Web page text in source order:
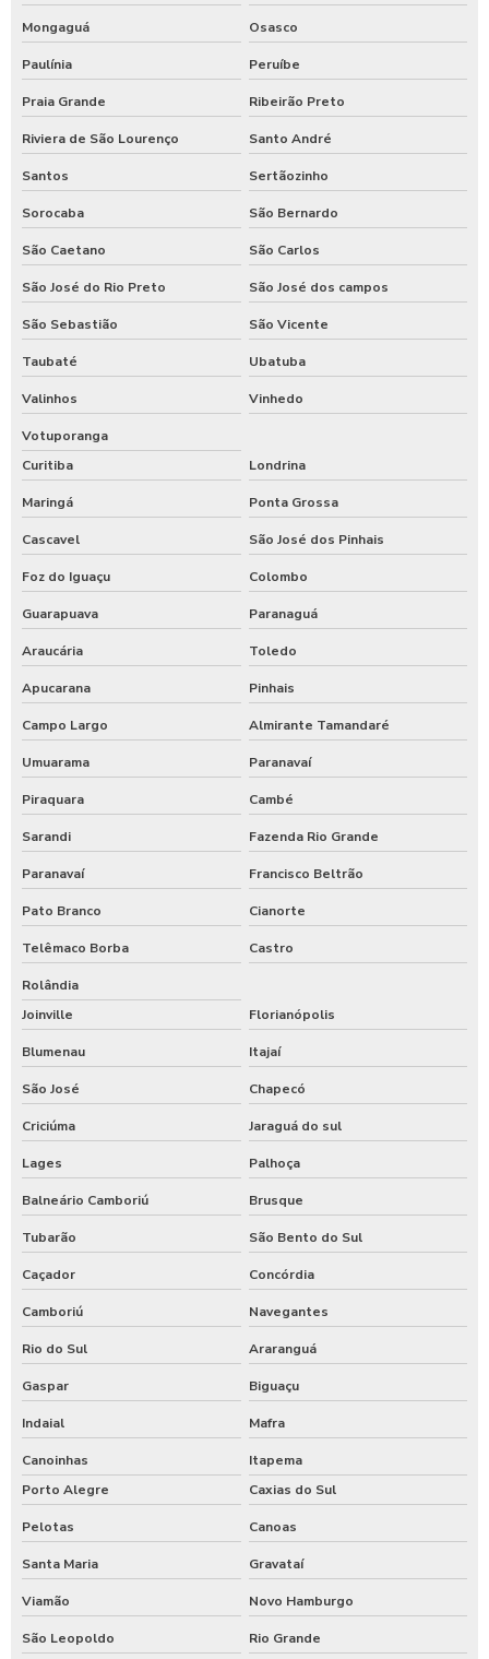
Mongaguá Osasco
Paulínia Peruíbe
Praia Grande Ribeirão Preto
Riviera de São Lourenço Santo André
Santos Sertãozinho
Sorocaba São Bernardo
São Caetano São Carlos
São José do Rio Preto São José dos campos
São Sebastião São Vicente
Taubaté Ubatuba
Valinhos Vinhedo
Votuporanga
Curitiba
Londrina
Maringá Ponta Grossa
Cascavel São José dos Pinhais
Foz do Iguaçu Colombo
Guarapuava Paranaguá
Araucária Toledo
Apucarana Pinhais
Campo Largo Almirante Tamandaré
Umuarama Paranavaí
Piraquara Cambé
Sarandi Fazenda Rio Grande
Paranavaí Francisco Beltrão
Pato Branco Cianorte
Telêmaco Borba Castro
Rolândia
Joinville
Florianópolis
Blumenau Itajaí
São José Chapecó
Criciúma Jaraguá do sul
Lages Palhoça
Balneário Camboriú Brusque
Tubarão São Bento do Sul
Caçador Concórdia
Camboriú Navegantes
Rio do Sul Araranguá
Gaspar Biguaçu
Indaial Mafra
Canoinhas
Itapema
Porto Alegre
Caxias do Sul
Pelotas Canoas
Santa Maria Gravataí
Viamão Novo Hamburgo
São Leopoldo Rio Grande